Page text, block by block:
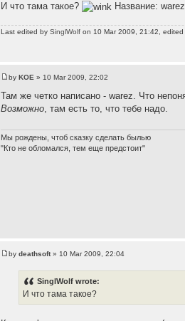
И что тама такое? Название:
Last edited bySinglWolf on 10 Mar 2009, 21:42, edited
byKOE » 10 Mar 2009, 22:02
Там же четко написано - warez. Что
Возможно , там есть то, что тебе надо.
Мы рождены, чтоб сказку сделать былью
"Кто не обломался, тем еще предстоит"
bydeathsoft» 10 Mar 2009, 22:04
SinglWolf wrote:
И что тама такое?